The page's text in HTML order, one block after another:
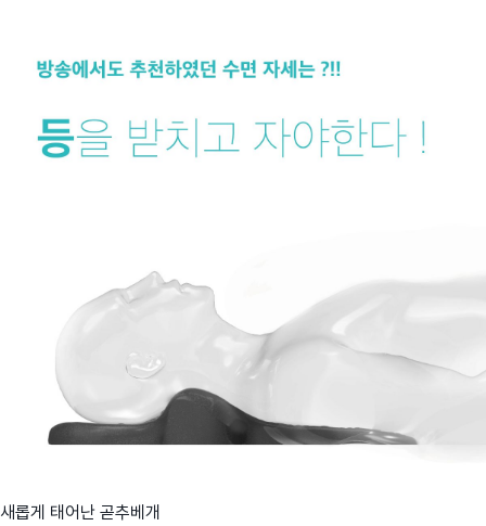
새롭게 태어난 곧추베개